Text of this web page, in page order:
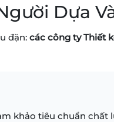
Dựa
đặn: các công ty Thiết
khảo tiêu chuẩn chất